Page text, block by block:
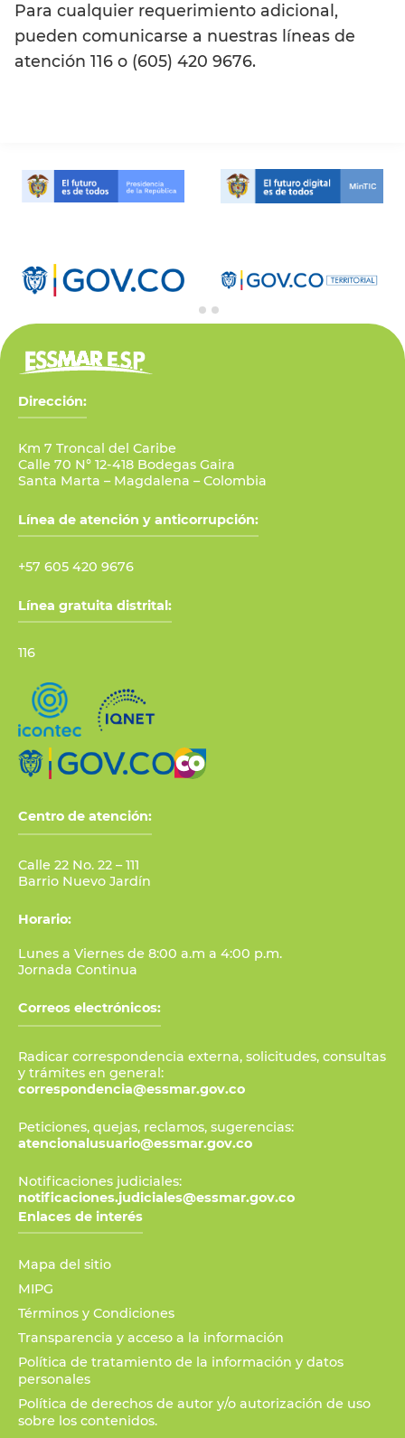
Para cualquier requerimiento adicional,
pueden comunicarse a nuestras líneas de
atención 116 o (605) 420 9676.
Dirección:
Km 7 Troncal del Caribe
Calle 70 N° 12-418 Bodegas Gaira
Santa Marta – Magdalena – Colombia
Línea de atención y anticorrupción:
+57 605 420 9676
Línea gratuita distrital:
116
Centro de atención:
Calle 22 No. 22 – 111
Barrio Nuevo Jardín
Horario:
Lunes a Viernes de 8:00 a.m a 4:00 p.m.
Jornada Continua
Correos electrónicos:
Radicar correspondencia externa, solicitudes, consultas
y trámites en general:
correspondencia@essmar.gov.co
Peticiones, quejas, reclamos, sugerencias:
atencionalusuario@essmar.gov.co
Notificaciones judiciales:
notificaciones.judiciales@essmar.gov.co
Enlaces de interés
Mapa del sitio
MIPG
Términos y Condiciones
Transparencia y acceso a la información
Política de tratamiento de la información y datos
personales
Política de derechos de autor y/o autorización de uso
sobre los contenidos.